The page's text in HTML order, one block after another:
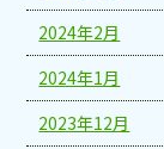
2024年2月
2024年1月
2023年12月